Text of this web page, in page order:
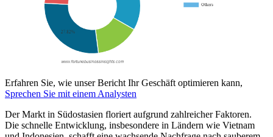
Erfahren Sie, wie unser Bericht Ihr Geschäft optimieren kann,
Sprechen Sie mit einem Analysten
Der Markt in Südostasien floriert aufgrund zahlreicher Faktoren.
Die schnelle Entwicklung, insbesondere in Ländern wie Vietnam